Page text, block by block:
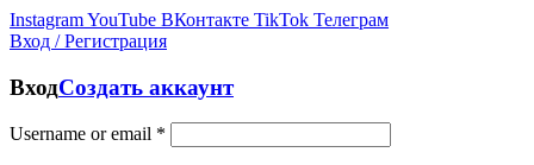
InstagramYouTube ВКонтакте TikTok Телеграм
Вход / Регистрация
ВходСоздать аккаунт
Username or email *